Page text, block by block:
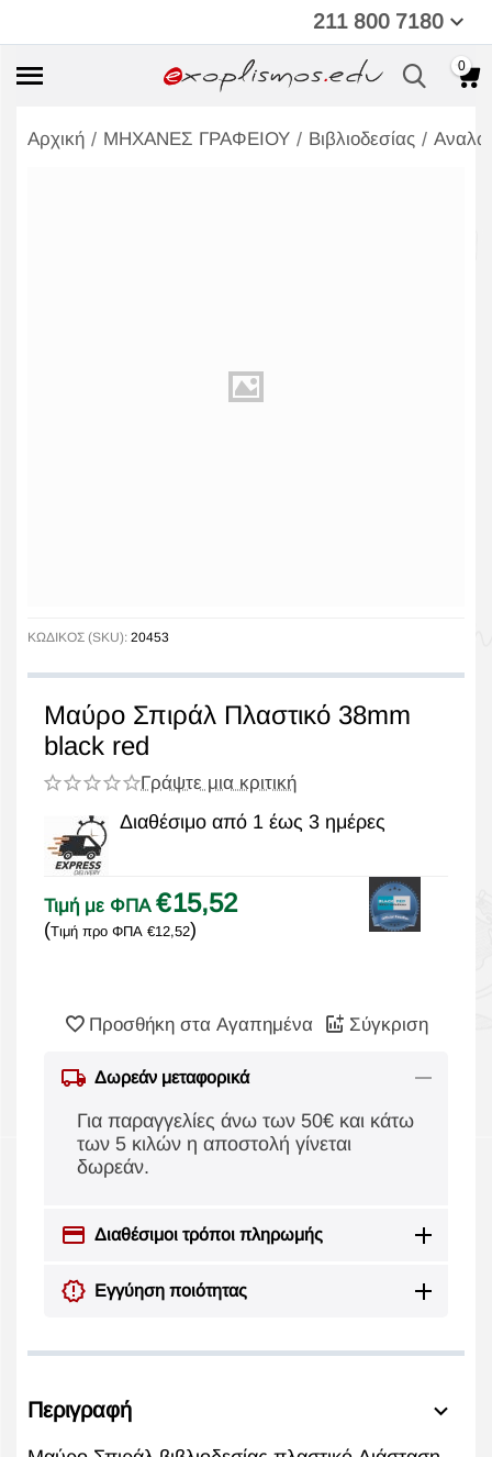
211 800 7180
0
Αρχική / ΜΗΧΑΝΕΣ ΓΡΑΦΕΙΟΥ / Βιβλιοδεσίας /
ΚΩΔΙΚΟΣ (SKU): 20453
Μαύρο Σπιράλ Πλαστικό 38mm
black red
Γράψτε μια κριτική
Διαθέσιμο από 1 έως 3 ημέρες
Τιμή με ΦΠΑ €15,52
(Τιμή προ ΦΠΑ €12,52)
Προσθήκη στα Αγαπημένα Σύγκριση
Δωρεάν μεταφορικά
Για παραγγελίες άνω των 50€ και κάτω
των 5 κιλών η αποστολή γίνεται
δωρεάν.
Διαθέσιμοι τρόποι πληρωμής
Εγγύηση ποιότητας
Περιγραφή